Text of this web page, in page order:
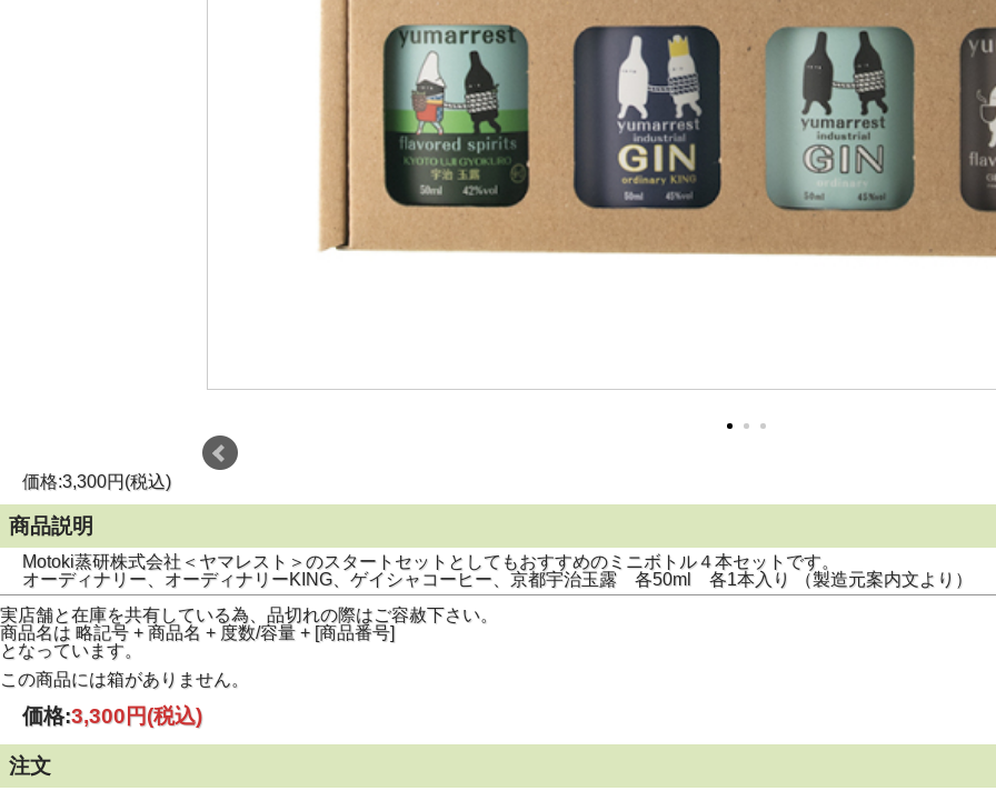
価格:3,300円(税込)
商品説明
Motoki蒸研株式会社＜ヤマレスト＞のスタートセットとしてもおすすめのミニボトル４本セットです。
オーディナリー、オーディナリーKING、ゲイシャコーヒー、京都宇治玉露 各50ml 各1本入り （製造元案内文より）
実店舗と在庫を共有している為、品切れの際はご容赦下さい。
商品名は 略記号 + 商品名 + 度数/容量 + [商品番号]
となっています。
この商品には箱がありません。
価格:3,300円(税込)
注文